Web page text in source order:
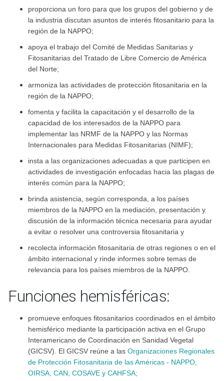
proporciona un foro para que los grupos del gobierno y de
la industria discutan asuntos de interés fitosanitario para la
región de la NAPPO;
apoya el trabajo del Comité de Medidas Sanitarias y
Fitosanitarias del Tratado de Libre Comercio de América
del Norte;
armoniza las actividades de protección fitosanitaria en la
región de la NAPPO;
fomenta y facilita la capacitación y el desarrollo de la
capacidad de los interesados de la NAPPO para
implementar las NRMF de la NAPPO y las Normas
Internacionales para Medidas Fitosanitarias (NIMF);
insta a las organizaciones adecuadas a que participen en
actividades de investigación enfocadas hacia las plagas de
interés común para la NAPPO;
brinda asistencia, según corresponda, a los países
miembros de la NAPPO en la mediación, presentación y
discusión de la información técnica necesaria para ayudar
a evitar o resolver una controversia fitosanitaria y
recolecta información fitosanitaria de otras regiones o en el
ámbito internacional y rinde informes sobre temas de
relevancia para los países miembros de la NAPPO.
Funciones hemisféricas:
promueve enfoques fitosanitarios coordinados en el ámbito
hemisférico mediante la participación activa en el Grupo
Interamericano de Coordinación en Sanidad Vegetal
(GICSV). El GICSV reúne a las Organizaciones Regionales
de Protección Fitosanitaria de las Américas - NAPPO,
OIRSA, CAN, COSAVE y CAHFSA;